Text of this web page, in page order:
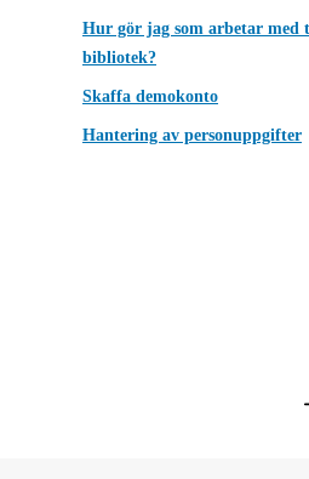
Hur gör jag som arbetar med
bibliotek?
Skaffa demokonto
Hantering av personuppgifter